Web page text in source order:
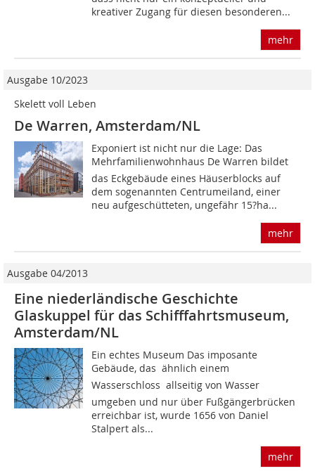
kreativer Zugang für diesen besonderen...
mehr
Ausgabe 10/2023
Skelett voll Leben
De Warren, Amsterdam/NL
Exponiert ist nicht nur die Lage: Das
Mehrfamilienwohnhaus De Warren bildet
das Eckgebäude eines Häuserblocks auf
dem sogenannten Centrumeiland, einer
neu aufgeschütteten, ungefähr 15?ha...
mehr
Ausgabe 04/2013
Eine niederländische Geschichte
Glaskuppel für das Schifffahrtsmuseum,
Amsterdam/NL
Ein echtes Museum Das imposante
Gebäude, das  ähnlich einem
Wasserschloss  allseitig von Wasser
umgeben und nur über Fußgängerbrücken
erreichbar ist, wurde 1656 von Daniel
Stalpert als...
mehr